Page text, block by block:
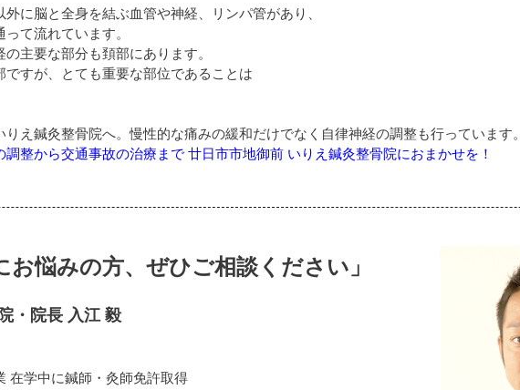
に脳と全身を結ぶ血管や神経、リンパ管があり、
て流れています。
主要な部分も頚部にあります。
ですが、とても重要な部位であることは
え鍼灸整骨院へ。慢性的な痛みの緩和だけでなく自律神経の調整も行っています。
調整から交通事故の治療まで 廿日市市地御前 いりえ鍼灸整骨院におまかせを！
お悩みの方、ぜひご相談ください」
・院長 入江 毅
在学中に鍼師・灸師免許取得